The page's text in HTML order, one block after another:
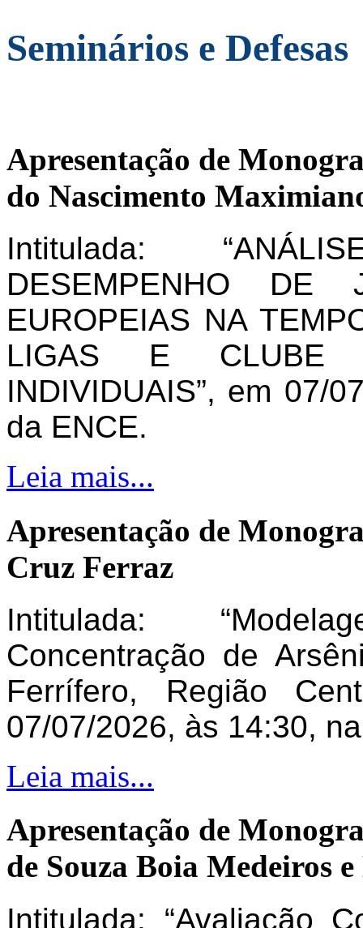
Seminários e Defesas
Apresentação de
do Nascimento
Intitulada:
DESEMPENHO DE
EUROPEIAS NA
LIGAS E CLUBE
INDIVIDUAIS”, em 07/
da ENCE.
Leia mais...
Apresentação de
Cruz Ferraz
Intitulada:
Concentração de
Ferrífero, Região
07/07/2026, às 14:30,
Leia mais...
Apresentação de
de Souza Boia Medeiros
Intitulada: “Avaliação